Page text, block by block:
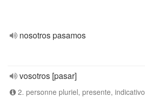
nosotros pasamos
vosotros [pasar]
2. personne pluriel, presente, indicativo